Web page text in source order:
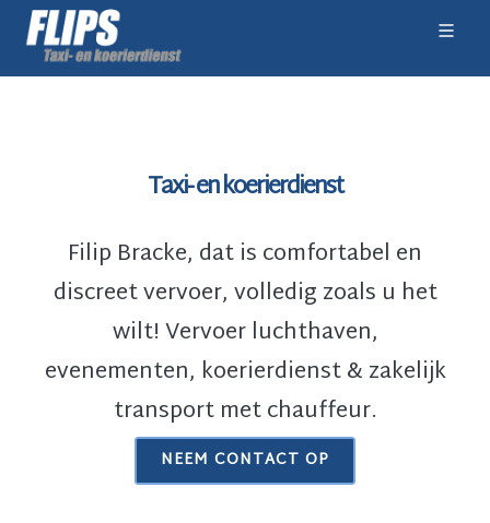
Taxi- en koerierdienst
Filip Bracke, dat is comfortabel en
discreet vervoer, volledig zoals u het
wilt! Vervoer luchthaven,
evenementen, koerierdienst & zakelijk
transport met chauffeur.
NEEM CONTACT OP